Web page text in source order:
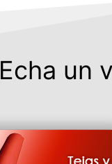
Echa un